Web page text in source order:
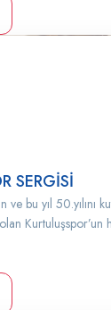
SERGİSİ
ve bu yıl 50.yılını
Kurtuluşspor’un